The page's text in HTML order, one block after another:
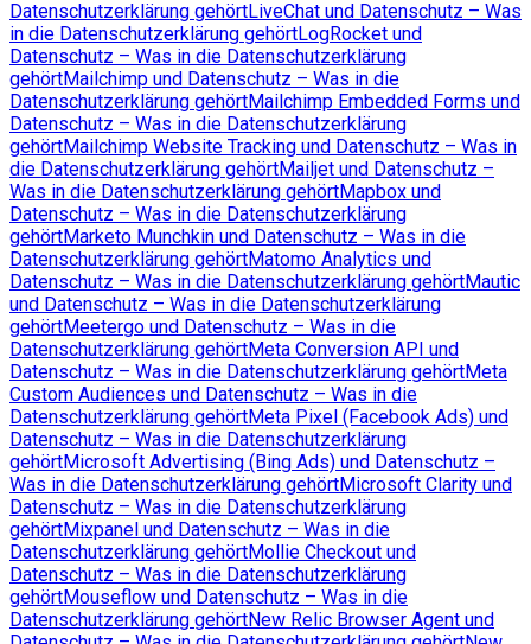
Datenschutzerklärung gehörtLiveChat und Datenschutz – Was
in die Datenschutzerklärung gehörtLogRocket und
Datenschutz – Was in die Datenschutzerklärung
gehörtMailchimp und Datenschutz – Was in die
Datenschutzerklärung gehörtMailchimp Embedded Forms und
Datenschutz – Was in die Datenschutzerklärung
gehörtMailchimp Website Tracking und Datenschutz – Was in
die Datenschutzerklärung gehörtMailjet und Datenschutz –
Was in die Datenschutzerklärung gehörtMapbox und
Datenschutz – Was in die Datenschutzerklärung
gehörtMarketo Munchkin und Datenschutz – Was in die
Datenschutzerklärung gehörtMatomo Analytics und
Datenschutz – Was in die Datenschutzerklärung gehörtMautic
und Datenschutz – Was in die Datenschutzerklärung
gehörtMeetergo und Datenschutz – Was in die
Datenschutzerklärung gehörtMeta Conversion API und
Datenschutz – Was in die Datenschutzerklärung gehörtMeta
Custom Audiences und Datenschutz – Was in die
Datenschutzerklärung gehörtMeta Pixel (Facebook Ads) und
Datenschutz – Was in die Datenschutzerklärung
gehörtMicrosoft Advertising (Bing Ads) und Datenschutz –
Was in die Datenschutzerklärung gehörtMicrosoft Clarity und
Datenschutz – Was in die Datenschutzerklärung
gehörtMixpanel und Datenschutz – Was in die
Datenschutzerklärung gehörtMollie Checkout und
Datenschutz – Was in die Datenschutzerklärung
gehörtMouseflow und Datenschutz – Was in die
Datenschutzerklärung gehörtNew Relic Browser Agent und